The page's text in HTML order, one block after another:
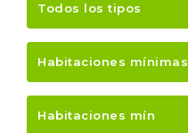
Todos los tipos
Habitaciones mínimas
Habitaciones mín